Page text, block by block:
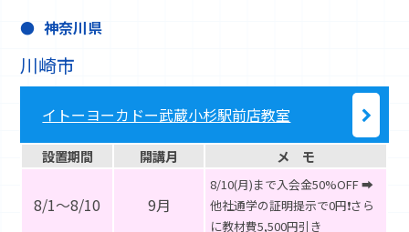
神奈川県
川崎市
イトーヨーカドー武蔵小杉駅前店教室
設置期間 開講月 メ モ
8/1～8/10 9月
8/10(月)まで入会金50%OFF ➡
他社通学の証明提示で0円❗️さら
に教材費5,500円引き